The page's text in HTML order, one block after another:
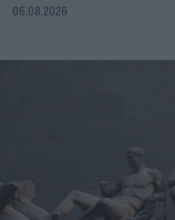
06.08.2026